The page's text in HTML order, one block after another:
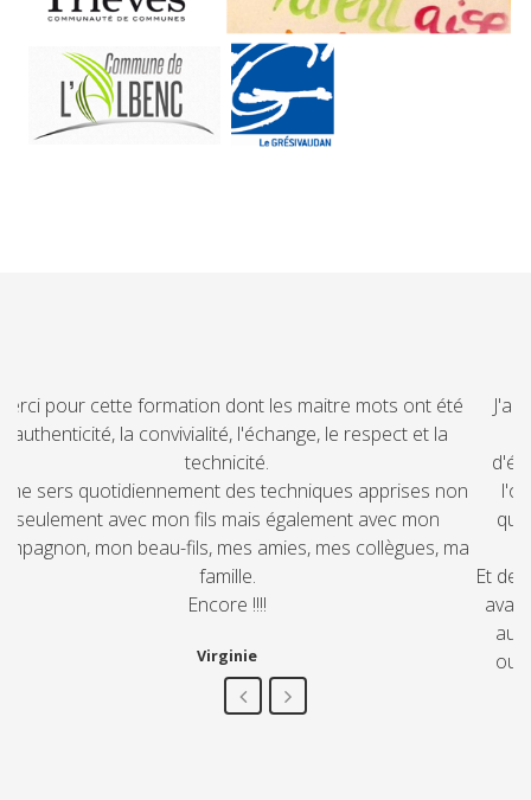
J'ai suivi la formation Thomas Gordon avec Sophie. Les
séances de formation ont été de vrais moments
d'échange, d'écoute, drôles et/ ou émouvants. Ça a été
l'occasion d'apprendre beaucoup et de partager nos
questionnements et nos impressions. Finalement, des
moments rares!!
Et depuis, cette formation "me suis"! J'y pense très souvent,
avant (ou après!...) des échanges avec mes enfants, mais
outils précieux pour mieux communiquer au quotidien.